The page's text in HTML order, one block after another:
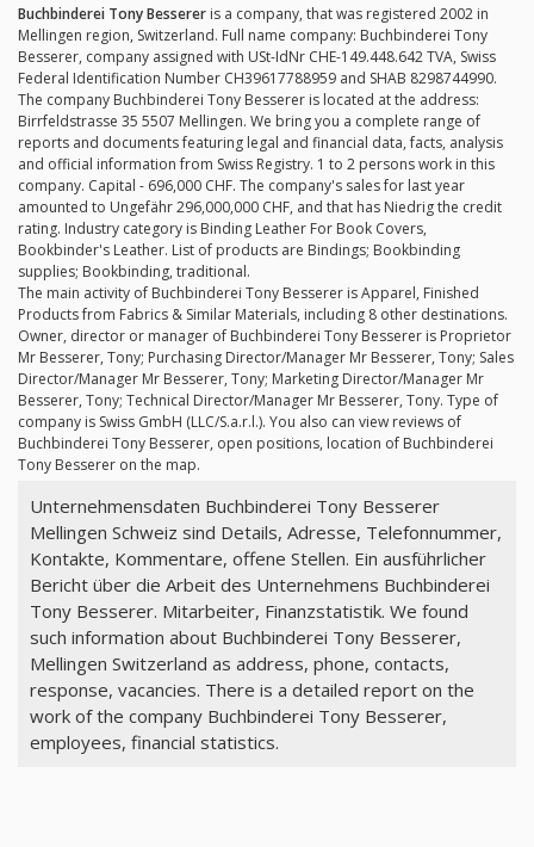
Buchbinderei Tony Besserer is a company, that was registered 2002 in
Mellingen region, Switzerland. Full name company: Buchbinderei Tony
Besserer, company assigned with USt-IdNr CHE-149.448.642 TVA, Swiss
Federal Identification Number CH39617788959 and SHAB 8298744990.
The company Buchbinderei Tony Besserer is located at the address:
Birrfeldstrasse 35 5507 Mellingen. We bring you a complete range of
reports and documents featuring legal and financial data, facts, analysis
and official information from Swiss Registry. 1 to 2 persons work in this
company. Capital - 696,000 CHF. The company's sales for last year
amounted to Ungefähr 296,000,000 CHF, and that has Niedrig the credit
rating. Industry category is Binding Leather For Book Covers,
Bookbinder's Leather. List of products are Bindings; Bookbinding
supplies; Bookbinding, traditional.
The main activity of Buchbinderei Tony Besserer is Apparel, Finished
Products from Fabrics & Similar Materials, including 8 other destinations.
Owner, director or manager of Buchbinderei Tony Besserer is Proprietor
Mr Besserer, Tony; Purchasing Director/Manager Mr Besserer, Tony; Sales
Director/Manager Mr Besserer, Tony; Marketing Director/Manager Mr
Besserer, Tony; Technical Director/Manager Mr Besserer, Tony. Type of
company is Swiss GmbH (LLC/S.a.r.l.). You also can view reviews of
Buchbinderei Tony Besserer, open positions, location of Buchbinderei
Tony Besserer on the map.
Unternehmensdaten Buchbinderei Tony Besserer
Mellingen Schweiz sind Details, Adresse, Telefonnummer,
Kontakte, Kommentare, offene Stellen. Ein ausführlicher
Bericht über die Arbeit des Unternehmens Buchbinderei
Tony Besserer. Mitarbeiter, Finanzstatistik. We found
such information about Buchbinderei Tony Besserer,
Mellingen Switzerland as address, phone, contacts,
response, vacancies. There is a detailed report on the
work of the company Buchbinderei Tony Besserer,
employees, financial statistics.